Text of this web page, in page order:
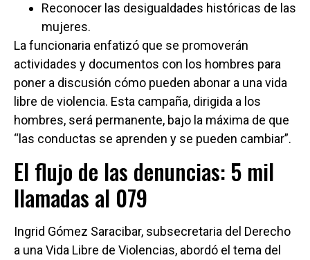
Reconocer las desigualdades históricas de las
mujeres.
La funcionaria enfatizó que se promoverán
actividades y documentos con los hombres para
poner a discusión cómo pueden abonar a una vida
libre de violencia. Esta campaña, dirigida a los
hombres, será permanente, bajo la máxima de que
“las conductas se aprenden y se pueden cambiar”.
El flujo de las denuncias: 5 mil
llamadas al 079
Ingrid Gómez Saracibar, subsecretaria del Derecho
a una Vida Libre de Violencias, abordó el tema del